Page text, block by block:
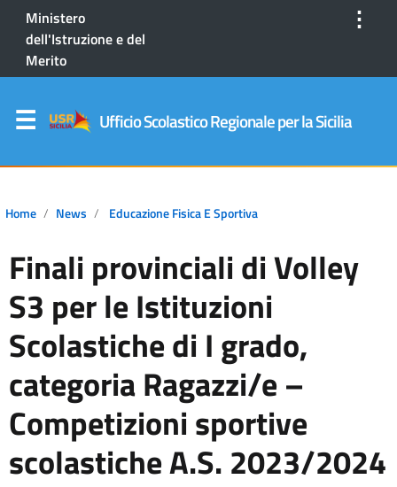
Ministero
dell'Istruzione e del
Merito
⋮
Ufficio Scolastico Regionale per la Sicilia
Home News Educazione Fisica E Sportiva
Finali provinciali di Volley
S3 per le Istituzioni
Scolastiche di I grado,
categoria Ragazzi/e –
Competizioni sportive
scolastiche A.S. 2023/2024